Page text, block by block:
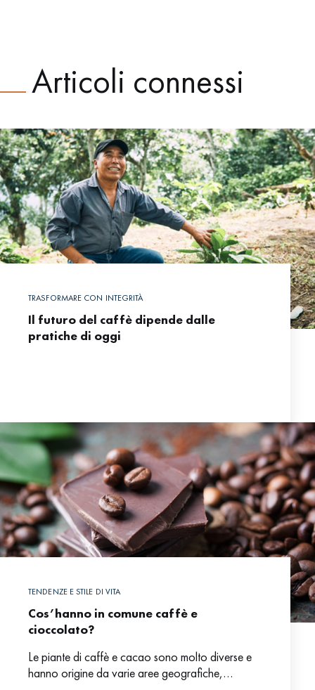
Articoli connessi
TRASFORMARE CON INTEGRITÀ
Il futuro del caffè dipende dalle
pratiche di oggi
TENDENZE E STILE DI VITA
Cos’hanno in comune caffè e
cioccolato?
Le piante di caffè e cacao sono molto diverse e
hanno origine da varie aree geografiche,